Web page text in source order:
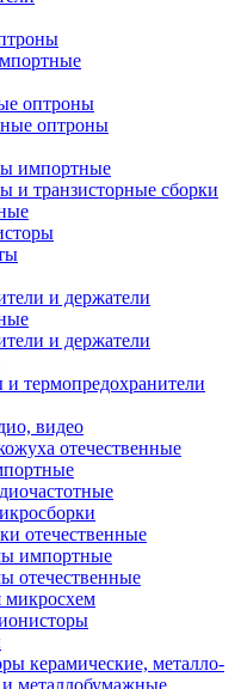
оптроны
оптроны
импортные
и транзисторные сборки
и держатели
и держатели
и термопредохранители
видео
отечественные
отечественные
импортные
отечественные
микросхем
керамические, металло-
металлобумажные